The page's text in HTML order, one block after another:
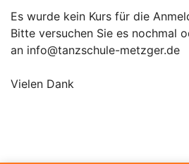
Es wurde kein Kurs für die
Bitte versuchen Sie es nochmal
an info@tanzschule-metzger.de
Vielen Dank